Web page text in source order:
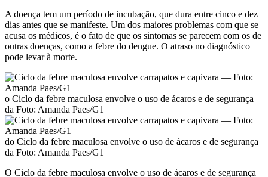
A doença tem um período de incubação, que dura entre cinco e dez
dias antes que se manifeste. Um dos maiores problemas com que se
acusa os médicos, é o fato de que os sintomas se parecem com os de
outras doenças, como a febre do dengue. O atraso no diagnóstico
pode levar à morte.
o Ciclo da febre maculosa envolve o uso de ácaros e de segurança
da Foto: Amanda Paes/G1
do Ciclo da febre maculosa envolve o uso de ácaros e de segurança
da Foto: Amanda Paes/G1
O Ciclo da febre maculosa envolve o uso de ácaros e de segurança